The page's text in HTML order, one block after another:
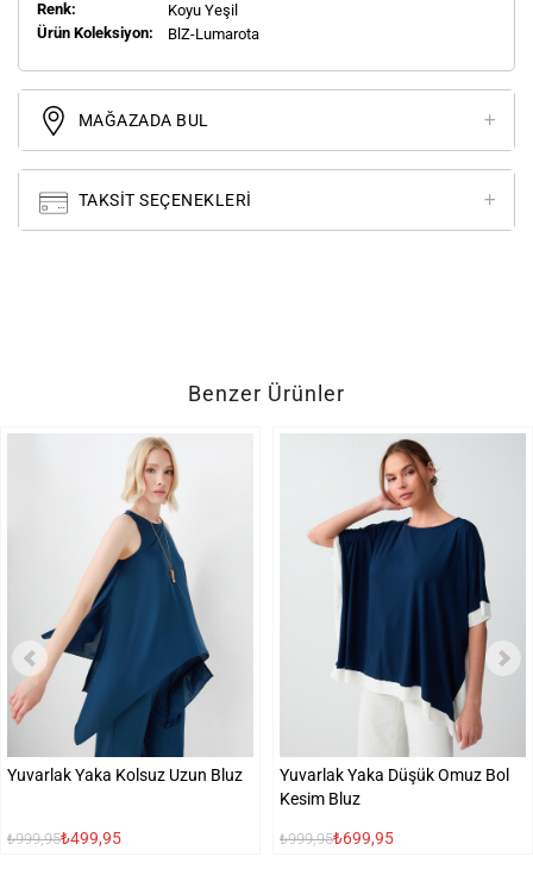
Renk:
Koyu Yeşil
Ürün Koleksiyon:
BlZ-Lumarota
MAĞAZADA BUL
TAKSIT SEÇENEKLERI
Benzer Ürünler
Yuvarlak Yaka Kolsuz Uzun Bluz
₺999,95₺499,95
Yuvarlak Yaka Düşük Omuz Bol
Kesim Bluz
₺999,95₺699,95